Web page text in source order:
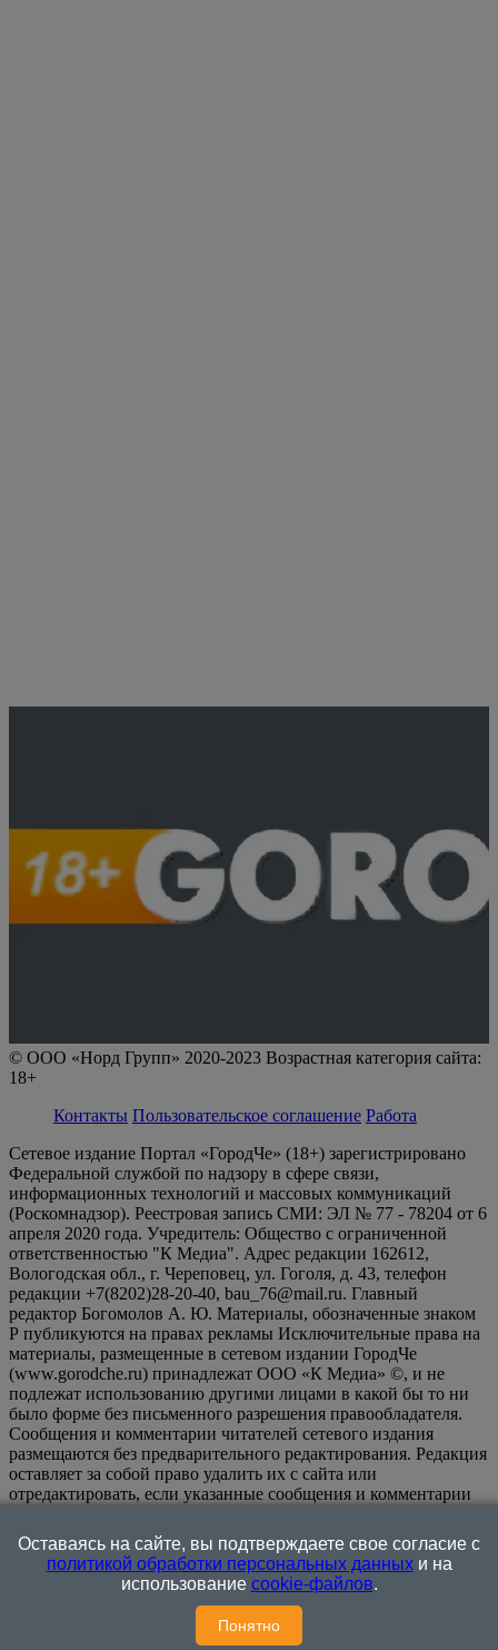
© ООО «Норд Групп» 2020-2023 Возрастная категория сайта:
18+
Контакты Пользовательское соглашение Работа
Сетевое издание Портал «ГородЧе» (18+) зарегистрировано
Федеральной службой по надзору в сфере связи,
информационных технологий и массовых коммуникаций
(Роскомнадзор). Реестровая запись СМИ: ЭЛ № 77 - 78204 от 6
апреля 2020 года. Учредитель: Общество с ограниченной
ответственностью "К Медиа". Адрес редакции 162612,
Вологодская обл., г. Череповец, ул. Гоголя, д. 43, телефон
редакции +7(8202)28-20-40, bau_76@mail.ru. Главный
редактор Богомолов А. Ю. Материалы, обозначенные знаком
Р публикуются на правах рекламы Исключительные права на
материалы, размещенные в сетевом издании ГородЧе
(www.gorodche.ru) принадлежат ООО «К Медиа» ©, и не
подлежат использованию другими лицами в какой бы то ни
было форме без письменного разрешения правообладателя.
Сообщения и комментарии читателей сетевого издания
размещаются без предварительного редактирования. Редакция
оставляет за собой право удалить их с сайта или
отредактировать, если указанные сообщения и комментарии
или нарушением иных требований закона.
информационном ресурсе применяются рекомендательные
технологии (информационные технологии предоставления
информации на основе сбора, систематизации и анализа
сведений, относящихся к предпочтениям пользователей сети
"Интернет", находящихся на территории Российской
Оставаясь на сайте, вы подтверждаете свое согласие с
политикой обработки персональных данныхи на
использование cookie-файлов.
Понятно